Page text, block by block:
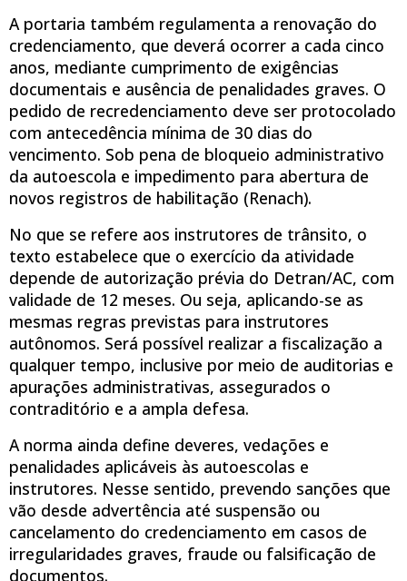
A portaria também regulamenta a renovação do
credenciamento, que deverá ocorrer a cada cinco
anos, mediante cumprimento de exigências
documentais e ausência de penalidades graves. O
pedido de recredenciamento deve ser protocolado
com antecedência mínima de 30 dias do
vencimento. Sob pena de bloqueio administrativo
da autoescola e impedimento para abertura de
novos registros de habilitação (Renach).
No que se refere aos instrutores de trânsito, o
texto estabelece que o exercício da atividade
depende de autorização prévia do Detran/AC, com
validade de 12 meses. Ou seja, aplicando-se as
mesmas regras previstas para instrutores
autônomos. Será possível realizar a fiscalização a
qualquer tempo, inclusive por meio de auditorias e
apurações administrativas, assegurados o
contraditório e a ampla defesa.
A norma ainda define deveres, vedações e
penalidades aplicáveis às autoescolas e
instrutores. Nesse sentido, prevendo sanções que
vão desde advertência até suspensão ou
cancelamento do credenciamento em casos de
irregularidades graves, fraude ou falsificação de
documentos.